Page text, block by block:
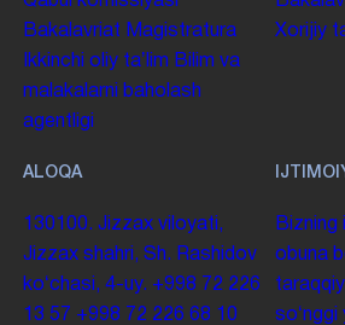
Bakalavriat Magistratura
Ikkinchi oliy taʼlim Bilim va
malakalarni baholash
agentligi
Xorijiy
ALOQA
130100. Jizzax viloyati,
Jizzax shahri, Sh. Rashidov
koʻchasi, 4-uy. +998 72 226
13 57 +998 72 226 68 10
obuna
soʻnggi